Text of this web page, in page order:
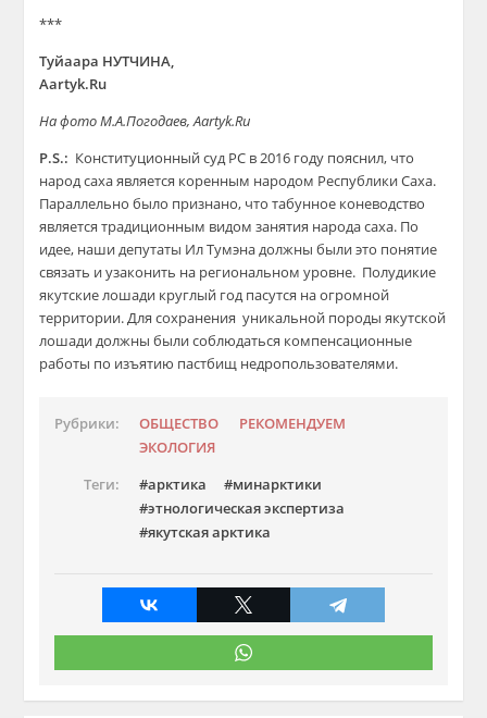
***
Туйаара НУТЧИНА,
Aartyk.Ru
На фото М.А.Погодаев, Aartyk.Ru
P.S.: Конституционный суд РС в 2016 году пояснил, что
народсахаявляется коренным народом Республики Саха.
Параллельно было признано, что табунное коневодство
является традиционным видом занятия народасаха. По
идее, наши депутаты ИлТумэнадолжны были это понятие
связать и узаконить на региональном уровне. Полудикие
якутские лошади круглый год пасутся на огромной
территории. Длясохранения уникальной породы якутской
лошади должны были соблюдаться компенсационные
работы по изъятию пастбищ недропользователями.
Рубрики: ОБЩЕСТВО
РЕКОМЕНДУЕМ
ЭКОЛОГИЯ
Теги:
арктика
минарктики
этнологическая экспертиза
якутская арктика